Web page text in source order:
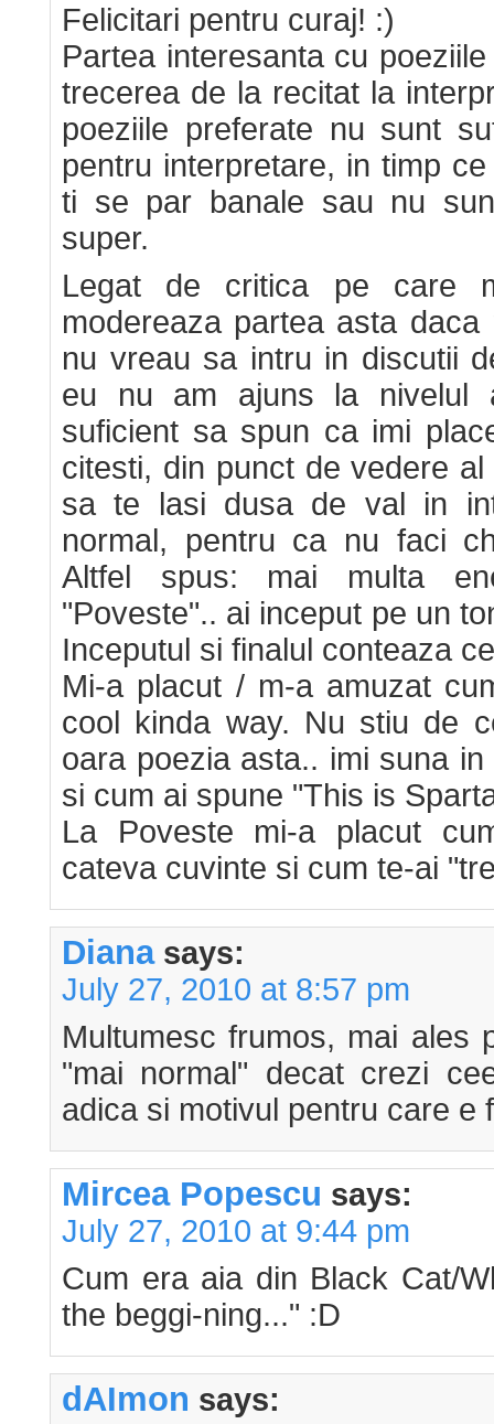
Felicitari pentru curaj! :)
Partea interesanta cu
trecerea de la recitat la
poeziile preferate nu sunt
pentru interpretare, in timp
ti se par banale sau nu
super.
Legat de critica pe care
modereaza partea asta
nu vreau sa intru in discutii
eu nu am ajuns la nivelul
suficient sa spun ca imi
citesti, din punct de vedere
sa te lasi dusa de val in
normal, pentru ca nu faci
Altfel spus: mai multa
"Poveste".. ai inceput pe un
Inceputul si finalul conteaza
Mi-a placut / m-a amuzat
cool kinda way. Nu stiu de
oara poezia asta.. imi suna
si cum ai spune "This is
La Poveste mi-a placut
cateva cuvinte si cum te-ai
Diana says:
July 27, 2010 at 8:57 pm
Multumesc frumos, mai ales
"mai normal" decat crezi
adica si motivul pentru care e
Mircea Popescu says:
July 27, 2010 at 9:44 pm
Cum era aia din Black Cat/
the beggi-ning..." :D
dAImon says: